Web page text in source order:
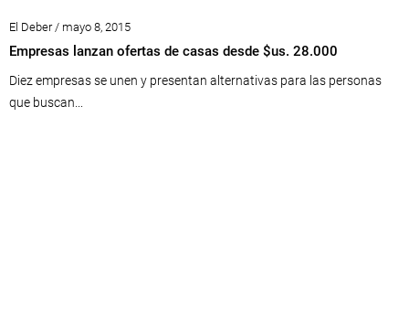
El Deber / mayo 8, 2015
Empresas lanzan ofertas de casas desde $us. 28.000
Diez empresas se unen y presentan alternativas para las personas
que buscan...